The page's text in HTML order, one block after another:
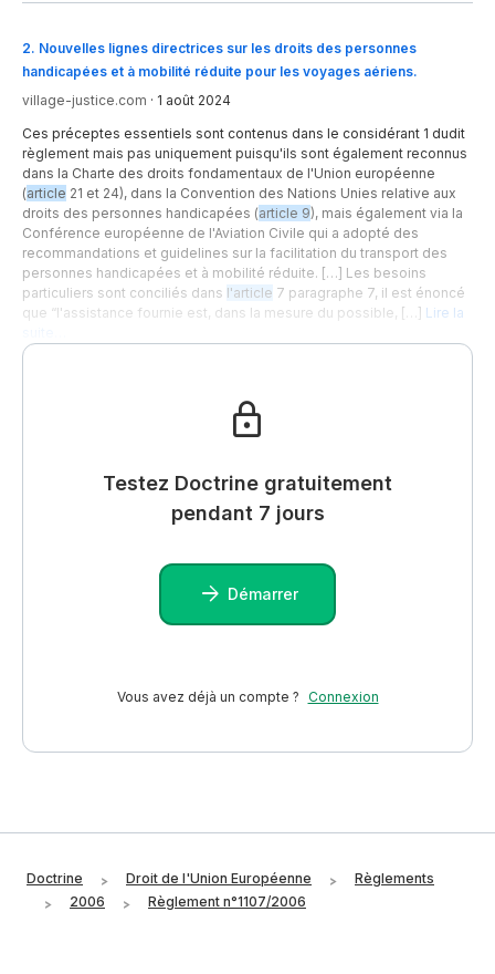
2. Nouvelles lignes directrices sur les droits des personnes
handicapées et à mobilité réduite pour les voyages aériens.
village-justice.com · 1 août 2024
Ces préceptes essentiels sont contenus dans le considérant 1 dudit
règlement mais pas uniquement puisqu'ils sont également reconnus
dans la Charte des droits fondamentaux de l'Union européenne
(article 21 et 24), dans la Convention des Nations Unies relative aux
droits des personnes handicapées (article 9), mais également via la
Conférence européenne de l'Aviation Civile qui a adopté des
recommandations et guidelines sur la facilitation du transport des
personnes handicapées et à mobilité réduite. […] Les besoins
particuliers sont conciliés dans l'article 7 paragraphe 7, il est énoncé
que “l'assistance fournie est, dans la mesure du possible, […] Lire la
Testez Doctrine gratuitement
pendant 7 jours
Démarrer
Vous avez déjà un compte ? Connexion
Doctrine Droit de l'Union Européenne
Règlements
2006
Règlement n°1107/2006